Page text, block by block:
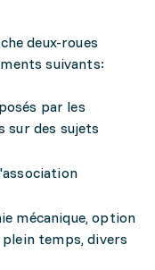
deux-roues
suivants:
par les
sur des sujets
mécanique, option
plein temps, divers